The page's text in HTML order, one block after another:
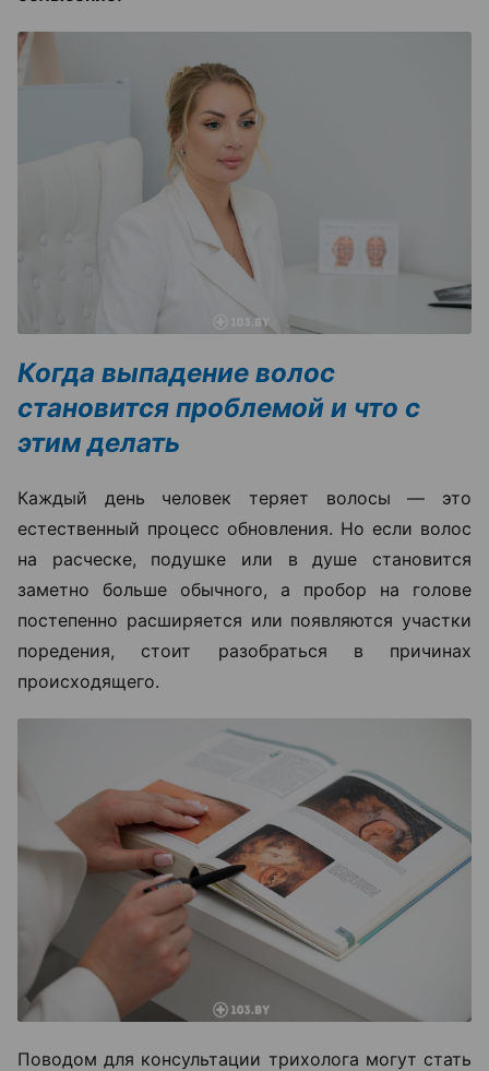
Когда выпадение волос
становится проблемой и что с
этим делать
Каждый день человек теряет волосы — это
естественный процесс обновления. Но если волос
на расческе, подушке или в душе становится
заметно больше обычного, а пробор на голове
постепенно расширяется или появляются участки
поредения, стоит разобраться в причинах
происходящего.
Поводом для консультации трихолога могут стать